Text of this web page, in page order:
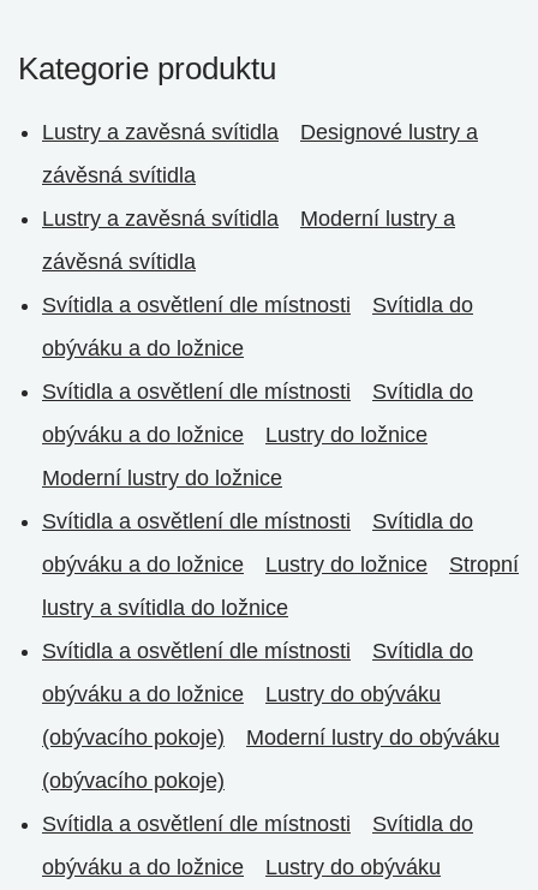
Kategorie produktu
Lustry a zavěsná svítidla
Designové lustry a
závěsná svítidla
Lustry a zavěsná svítidla
Moderní lustry a
závěsná svítidla
Svítidla a osvětlení dle místnosti
Svítidla do
obýváku a do ložnice
Svítidla a osvětlení dle místnosti
Svítidla do
obýváku a do ložnice
Lustry do ložnice
Moderní lustry do ložnice
Svítidla a osvětlení dle místnosti
Svítidla do
obýváku a do ložnice
Lustry do ložnice
Stropní
lustry a svítidla do ložnice
Svítidla a osvětlení dle místnosti
Svítidla do
obýváku a do ložnice
Lustry do obýváku
(obývacího pokoje)
Moderní lustry do obýváku
(obývacího pokoje)
Svítidla a osvětlení dle místnosti
Svítidla do
obýváku a do ložnice
Lustry do obýváku